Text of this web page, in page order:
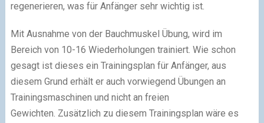
regenerieren, was für Anfänger sehr wichtig ist.
Mit Ausnahme von der Bauchmuskel Übung, wird im
Bereich von 10-16 Wiederholungen trainiert. Wie schon
gesagt ist dieses ein Trainingsplan für Anfänger, aus
diesem Grund erhält er auch vorwiegend Übungen an
Trainingsmaschinen und nicht an freien
Gewichten. Zusätzlich zu diesem Trainingsplan wäre es